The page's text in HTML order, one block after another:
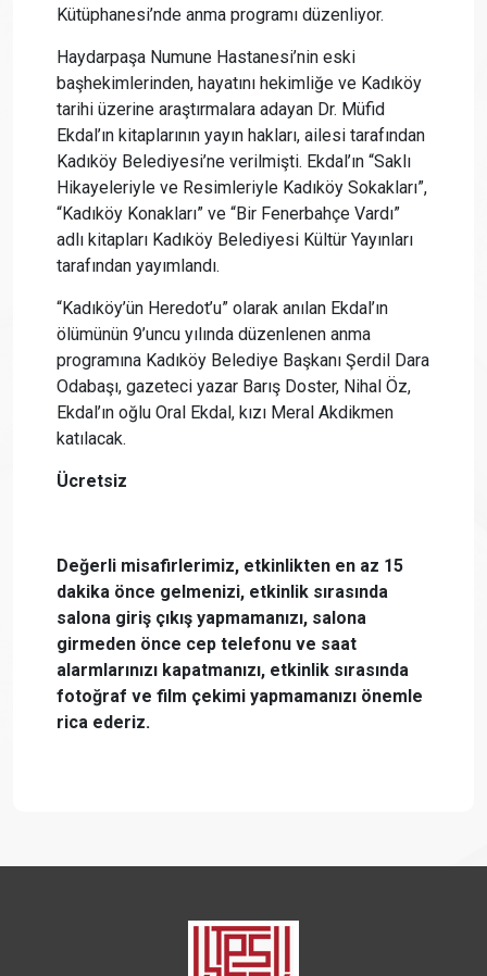
Kütüphanesi’nde anma programı düzenliyor.
Haydarpaşa Numune Hastanesi’nin eski
başhekimlerinden, hayatını hekimliğe ve Kadıköy
tarihi üzerine araştırmalara adayan Dr. Müfid
Ekdal’ın kitaplarının yayın hakları, ailesi tarafından
Kadıköy Belediyesi’ne verilmişti. Ekdal’ın “Saklı
Hikayeleriyle ve Resimleriyle Kadıköy Sokakları”,
“Kadıköy Konakları” ve “Bir Fenerbahçe Vardı”
adlı kitapları Kadıköy Belediyesi Kültür Yayınları
tarafından yayımlandı.
“Kadıköy’ün Heredot’u” olarak anılan Ekdal’ın
ölümünün 9’uncu yılında düzenlenen anma
programına Kadıköy Belediye Başkanı Şerdil Dara
Odabaşı, gazeteci yazar Barış Doster, Nihal Öz,
Ekdal’ın oğlu Oral Ekdal, kızı Meral Akdikmen
katılacak.
Ücretsiz
Değerli misafirlerimiz, etkinlikten en az 15
dakika önce gelmenizi, etkinlik sırasında
salona giriş çıkış yapmamanızı, salona
girmeden önce cep telefonu ve saat
alarmlarınızı kapatmanızı, etkinlik sırasında
fotoğraf ve film çekimi yapmamanızı önemle
rica ederiz.